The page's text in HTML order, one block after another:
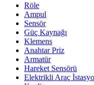
Röle
Ampul
Sensör
Güç Kaynağı
Klemens
Anahtar Priz
Armatür
Hareket Sensörü
Elektrikli Araç